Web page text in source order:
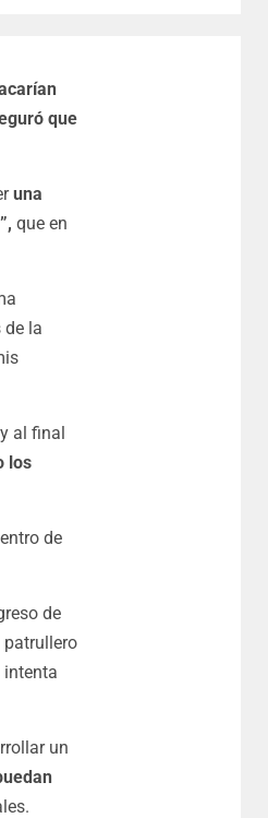
que
una
que en
de la
al final
los
de
de
patrullero
intenta
un